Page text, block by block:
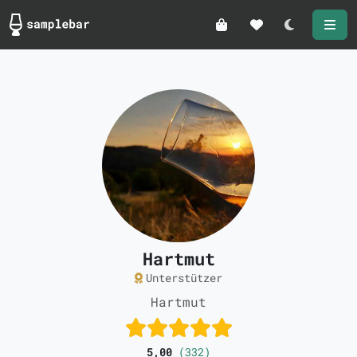
Darkmode
Hartmut
Unterstützer
Hartmut
5,00 (332)